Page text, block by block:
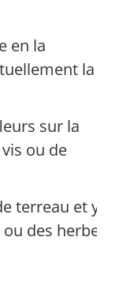
en la
la
sur la
ou de
terreau et y
des herbes